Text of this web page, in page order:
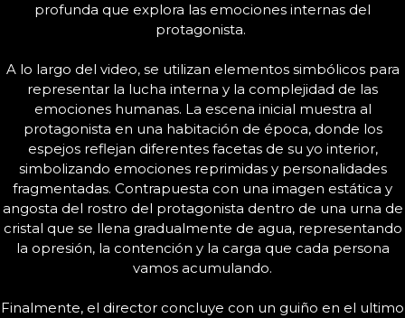
profunda que explora las emociones internas del
protagonista.
A lo largo del video, se utilizan elementos simbólicos para
representar la lucha interna y la complejidad de las
emociones humanas. La escena inicial muestra al
protagonista en una habitación de época, donde los
espejos reflejan diferentes facetas de su yo interior,
simbolizando emociones reprimidas y personalidades
fragmentadas. Contrapuesta con una imagen estática y
angosta del rostro del protagonista dentro de una urna de
cristal que se llena gradualmente de agua, representando
la opresión, la contención y la carga que cada persona
vamos acumulando.
Finalmente, el director concluye con un guiño en el ultimo